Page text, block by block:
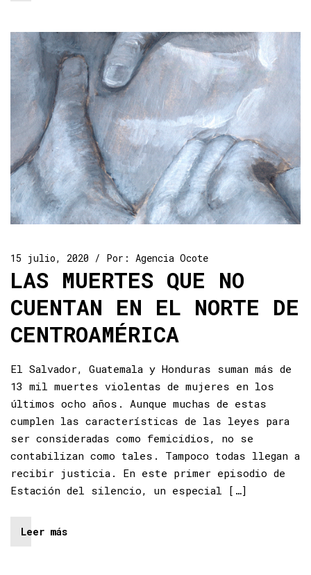
15 julio, 2020 Por: Agencia Ocote
LAS MUERTES QUE NO
CUENTAN EN EL NORTE DE
CENTROAMÉRICA
El Salvador, Guatemala y Honduras suman más de
13 mil muertes violentas de mujeres en los
últimos ocho años. Aunque muchas de estas
cumplen las características de las leyes para
ser consideradas como femicidios, no se
contabilizan como tales. Tampoco todas llegan a
recibir justicia. En este primer episodio de
Estación del silencio, un especial […]
Leer más